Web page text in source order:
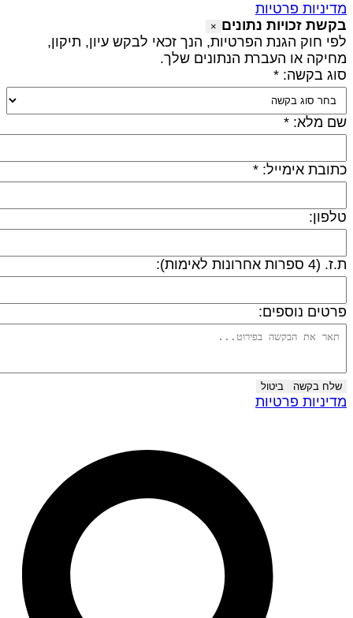
פרטיות
זכויות נתונים ×
חוק הגנת הפרטיות, הנך זכאי לבקש עיון, תיקון,
או העברת הנתונים שלך.
בקשה: *
מלא: *
אימייל: *
ספרות אחרונות לאימות):
נוספים:
שלח בקשה ביטול
פרטיות